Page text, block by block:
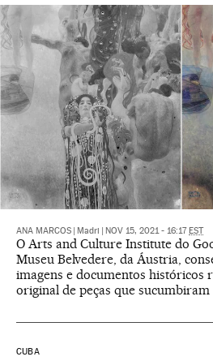
ANA MARCOS Madri NOV 15, 2021 - 16:17 EST
O Arts and Culture Institute do
Museu Belvedere, da Áustria,
imagens e documentos históricos
original de peças que sucumbiram
CUBA